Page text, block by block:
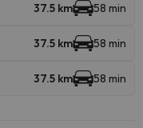
37.5 km 58 min
37.5 km 58 min
37.5 km 58 min